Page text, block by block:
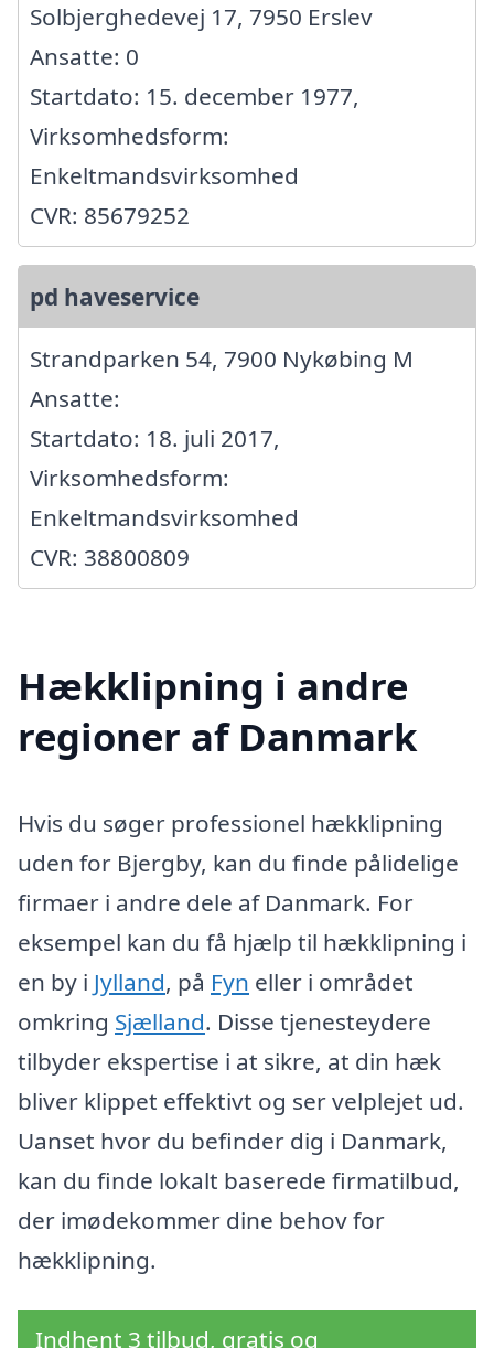
Solbjerghedevej 17, 7950 Erslev
Ansatte: 0
Startdato: 15. december 1977,
Virksomhedsform:
Enkeltmandsvirksomhed
CVR: 85679252
pd haveservice
Strandparken 54, 7900 Nykøbing M
Ansatte:
Startdato: 18. juli 2017,
Virksomhedsform:
Enkeltmandsvirksomhed
CVR: 38800809
Hækklipning i andre
regioner af Danmark
Hvis du søger professionel hækklipning
uden for Bjergby, kan du finde pålidelige
firmaer i andre dele af Danmark. For
eksempel kan du få hjælp til hækklipning i
en by i Jylland, på Fyn eller i området
omkring Sjælland. Disse tjenesteydere
tilbyder ekspertise i at sikre, at din hæk
bliver klippet effektivt og ser velplejet ud.
Uanset hvor du befinder dig i Danmark,
kan du finde lokalt baserede firmatilbud,
der imødekommer dine behov for
hækklipning.
Indhent 3 tilbud, gratis og